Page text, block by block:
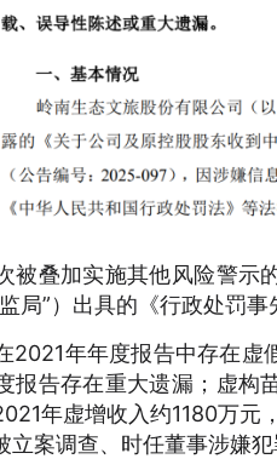
被叠加实施其他风险警示
局”）出具的《行政处罚
2021年年度报告中存在
报告存在重大遗漏；虚构
年虚增收入约1180万
立案调查、时任董事涉嫌